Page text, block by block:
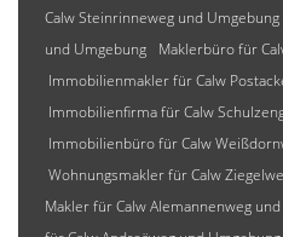
Calw Steinrinneweg und Umgebung
und Umgebung
Maklerbüro für
Immobilienmakler für Calw
Immobilienfirma für Calw
Immobilienbüro für Calw
Wohnungsmakler für Calw
Makler für Calw Alemannenweg